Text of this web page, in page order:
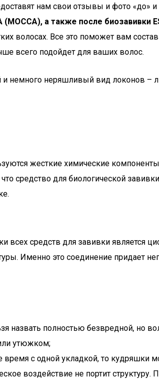
нам свои отзывы и фото
(МОССА), а также после биозавивки
волосах. Все это поможет вам
всего подойдет для ваших волос.
и немного неряшливый вид локонов
жесткие химические
средство для биологической
средств для завивки является
Именно это соединение придает
назвать полностью безвредной,
утюжком;
с одной укладкой, то кудряшки
воздействие не портит